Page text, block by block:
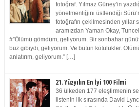
fotoğraf. Yılmaz Güney’in
yönetmenliğini üstlendiği
fotoğrafın çekilmesinden yıllar
aramızdan Yaman Okay,
#”Ölümü gömdüm, geliyorum. Bir sonbahar
buz gibiydi, geliyorum. Ve bütün kötülükler.
anlatırım, geliyorum.” […]
21. Yüzyılın En İyi 100 Filmi
36 ülkeden 177 eleştirmenin
listenin ilk sırasında David